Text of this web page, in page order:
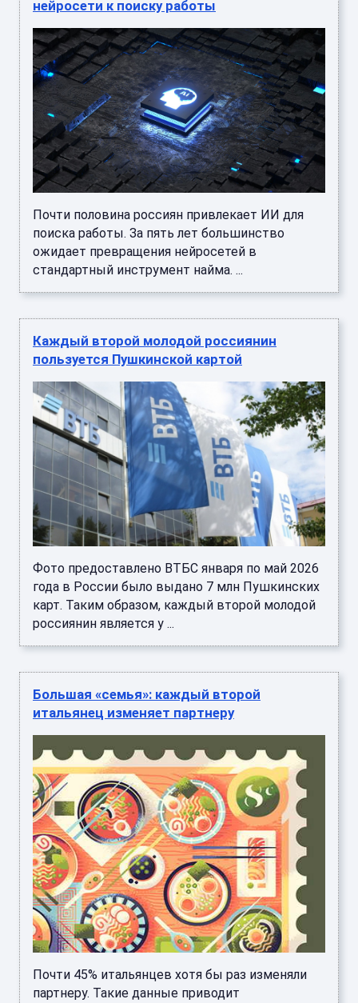
нейросети к поиску работы
Почти половина россиян привлекает ИИ для
поиска работы. За пять лет большинство
ожидает превращения нейросетей в
стандартный инструмент найма. ...
Каждый второй молодой россиянин
пользуется Пушкинской картой
Фото предоставлено ВТБС января по май 2026
года в России было выдано 7 млн Пушкинских
карт. Таким образом, каждый второй молодой
россиянин является у ...
Большая «семья»: каждый второй
итальянец изменяет партнеру
Почти 45% итальянцев хотя бы раз изменяли
партнеру. Такие данные приводит